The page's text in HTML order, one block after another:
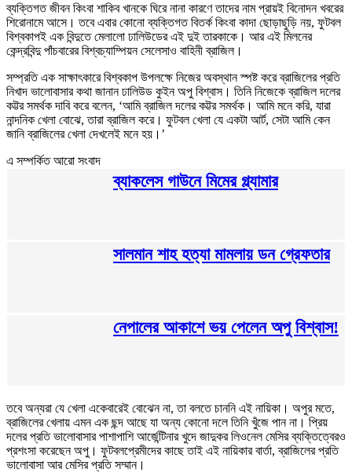
ব্যক্তিগত জীবন কিংবা শাকিব খানকে ঘিরে নানা কারণে তাদের নাম প্রায়ই বিনোদন খবরের
শিরোনামে আসে। তবে এবার কোনো ব্যক্তিগত বিতর্ক কিংবা কাদা ছোড়াছুড়ি নয়, ফুটবল
বিশ্বকাপই এক বিন্দুতে মেলালো ঢালিউডের এই দুই তারকাকে। আর এই মিলনের
কেন্দ্রবিন্দু পাঁচবারের বিশ্বচ্যাম্পিয়ন সেলেসাও বাহিনী ব্রাজিল।
সম্প্রতি এক সাক্ষাৎকারে বিশ্বকাপ উপলক্ষে নিজের অবস্থান স্পষ্ট করে ব্রাজিলের প্রতি
নিখাদ ভালোবাসার কথা জানান ঢালিউড কুইন অপু বিশ্বাস। তিনি নিজেকে ব্রাজিল দলের
কট্টর সমর্থক দাবি করে বলেন, ‘আমি ব্রাজিল দলের কট্টর সমর্থক। আমি মনে করি, যারা
নান্দনিক খেলা বোঝে, তারা ব্রাজিল করে। ফুটবল খেলা যে একটা আর্ট, সেটা আমি কেন
জানি ব্রাজিলের খেলা দেখলেই মনে হয়।’
এ সম্পর্কিত আরো সংবাদ
ব্যাকলেস গাউনে মিমের গ্ল্যামার
সালমান শাহ হত্যা মামলায় ডন গ্রেফতার
নেপালের আকাশে ভয় পেলেন অপু বিশ্বাস!
তবে অন্যরা যে খেলা একেবারেই বোঝেন না, তা বলতে চাননি এই নায়িকা। অপুর মতে,
ব্রাজিলের খেলায় এমন এক ছন্দ আছে যা অন্য কোনো দলে তিনি খুঁজে পান না। প্রিয়
দলের প্রতি ভালোবাসার পাশাপাশি আর্জেন্টিনার খুদে জাদুকর লিওনেল মেসির ব্যক্তিত্বেরও
প্রশংসা করেছেন অপু। ফুটবলপ্রেমীদের কাছে তাই এই নায়িকার বার্তা, ব্রাজিলের প্রতি
ভালোবাসা আর মেসির প্রতি সম্মান।